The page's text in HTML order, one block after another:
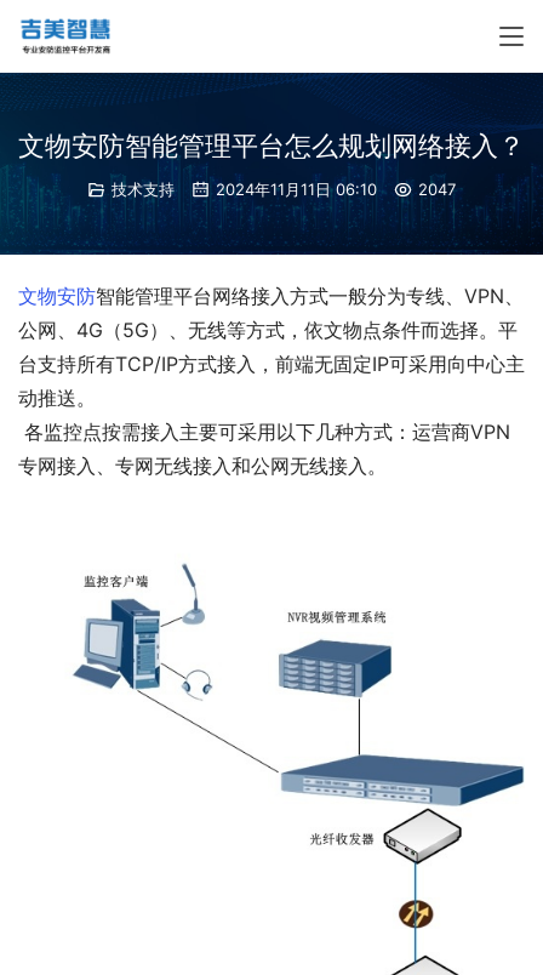
文物安防智能管理平台怎么规划网络接入？
技术支持 2024年11月11日 06:10 2047
文物安防智能管理平台网络接入方式一般分为专线、VPN、
公网、4G（5G）、无线等方式，依文物点条件而选择。平
台支持所有TCP/IP方式接入，前端无固定IP可采用向中心主
动推送。
专网接入、专网无线接入和公网无线接入。